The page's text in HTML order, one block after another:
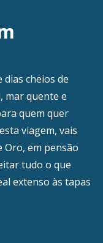
cheios de
mar quente e
quem quer
viagem, vais
Oro, em pensão
tudo o que
extenso às tapas